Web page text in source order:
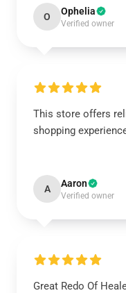
O Ophelia
Verified owner
This store offers
shopping
A Aaron
Verified owner
Great Redo Of